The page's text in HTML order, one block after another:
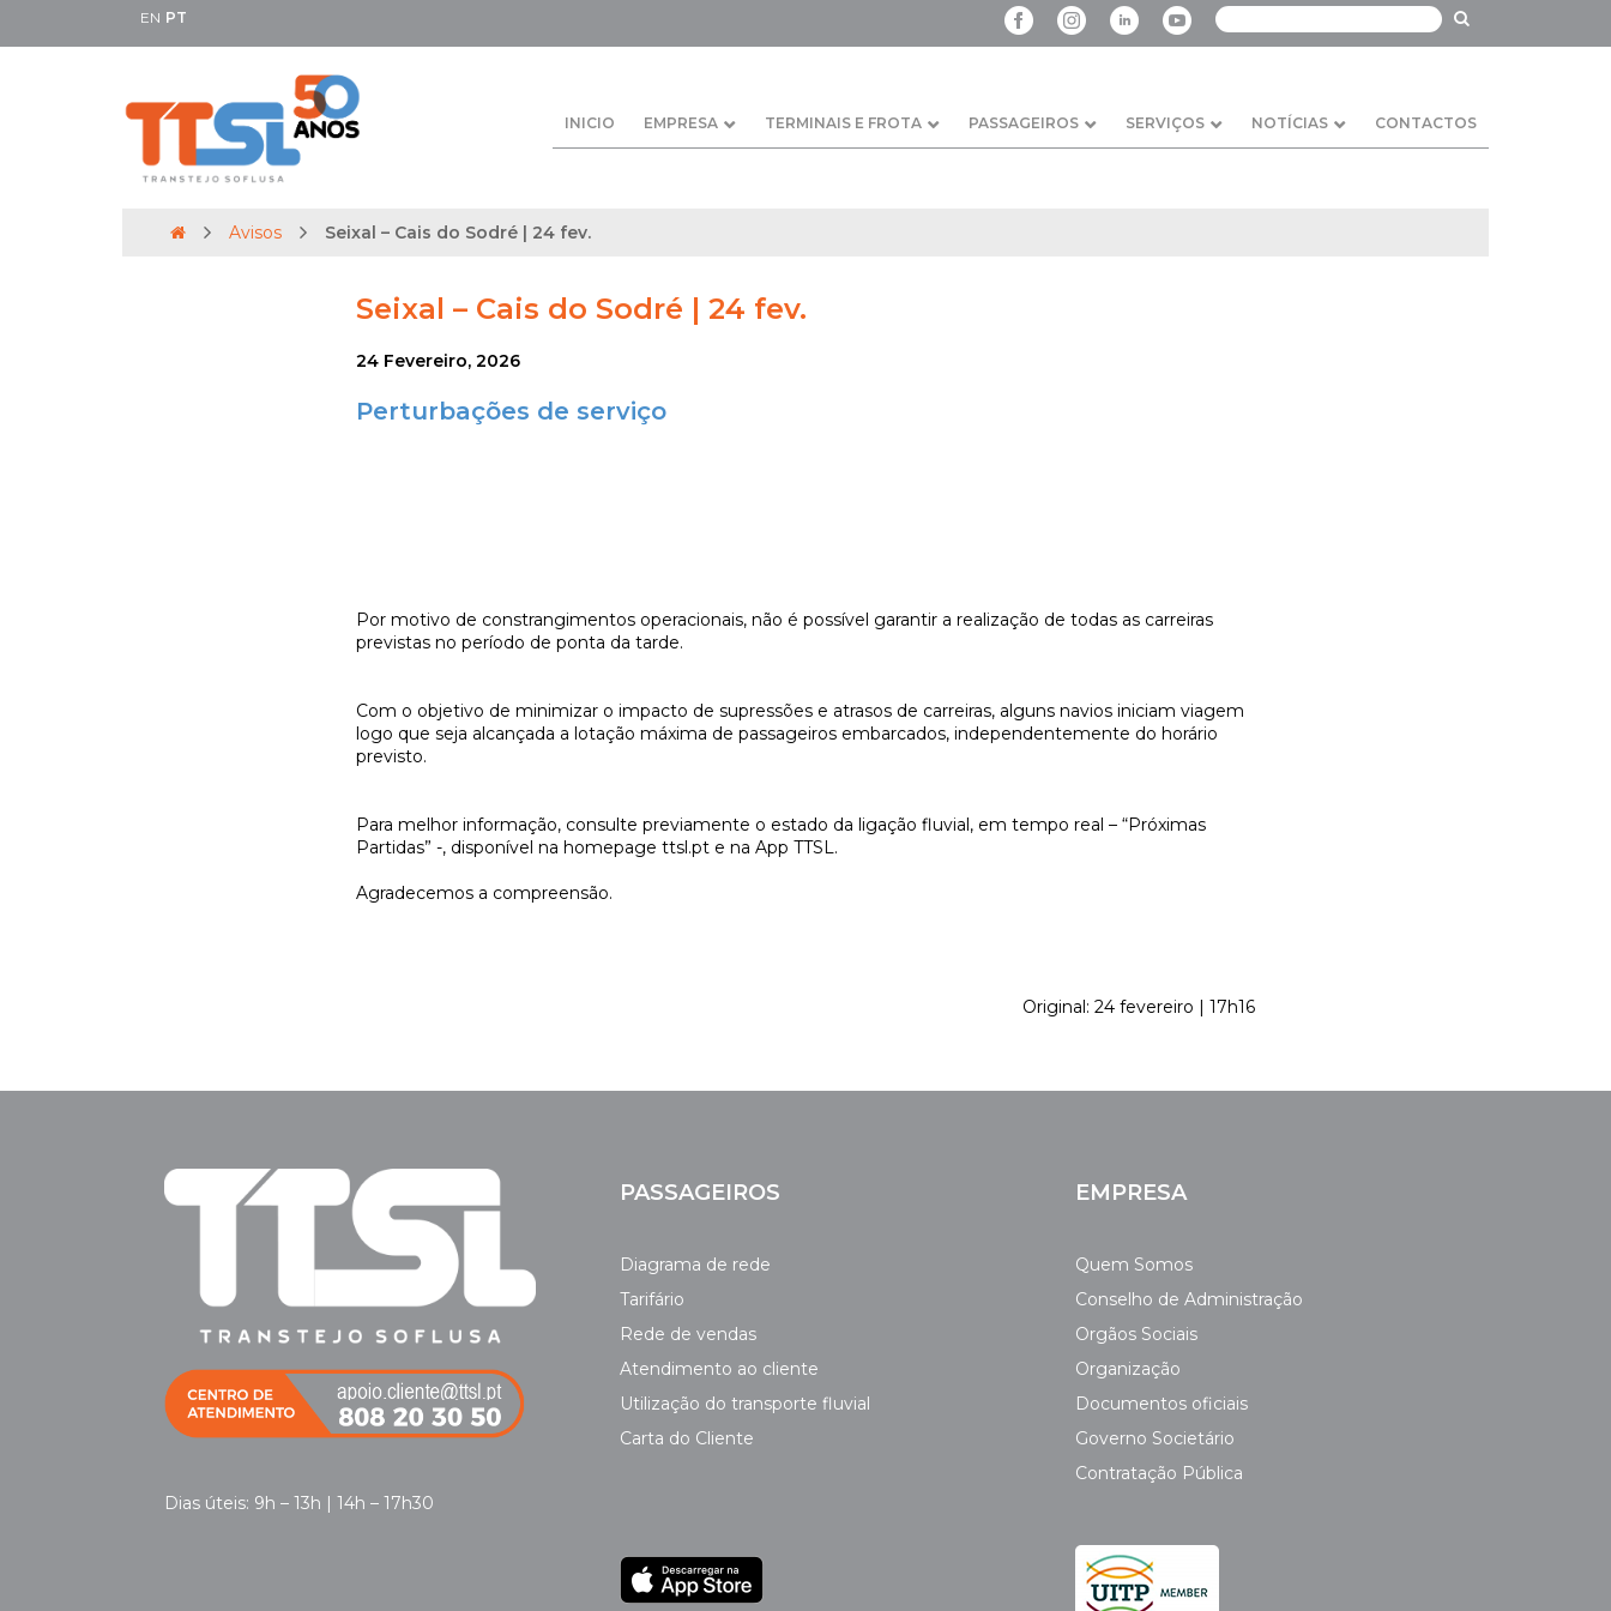
EN PT
INICIO EMPRESA TERMINAIS E FROTA PASSAGEIROS SERVIÇOS NOTÍCIAS CONTACTOS
Avisos Seixal – Cais do Sodré | 24 fev.
Seixal – Cais do Sodré | 24 fev.
24 Fevereiro, 2026
Perturbações de serviço
Por motivo de constrangimentos operacionais, não é possível garantir a realização de todas as carreiras
previstas no período de ponta da tarde.
Com o objetivo de minimizar o impacto de supressões e atrasos de carreiras, alguns navios iniciam viagem
logo que seja alcançada a lotação máxima de passageiros embarcados, independentemente do horário
previsto.
Para melhor informação, consulte previamente o estado da ligação fluvial, em tempo real – “Próximas
Partidas” -, disponível na homepage ttsl.pt e na App TTSL.
Agradecemos a compreensão.
Original: 24 fevereiro | 17h16
Dias úteis: 9h – 13h | 14h – 17h30
PASSAGEIROS
Diagrama de rede
Tarifário
Rede de vendas
Atendimento ao cliente
Utilização do transporte fluvial
Carta do Cliente
EMPRESA
Quem Somos
Conselho de Administração
Orgãos Sociais
Organização
Documentos oficiais
Governo Societário
Contratação Pública